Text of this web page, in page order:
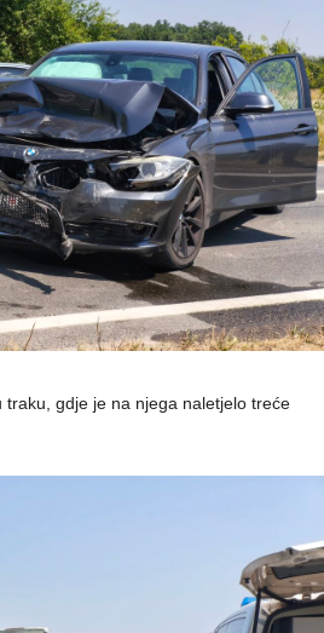
gdje je na njega naletjelo treće